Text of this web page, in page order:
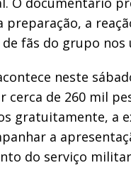
preparação, a
fãs do grupo nos
neste
cerca de 260 mil
gratuitamente, a
a
do serviço